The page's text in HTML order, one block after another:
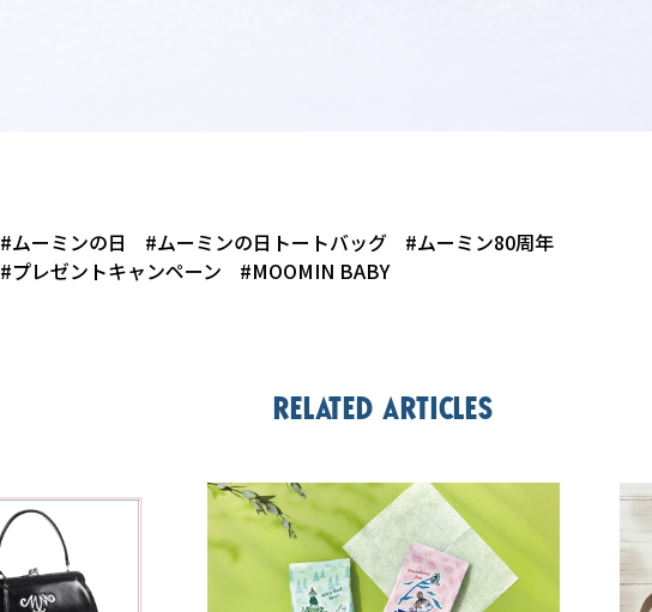
#ムーミンの日 #ムーミンの日トートバッグ
#ムーミン80周年
#プレゼントキャンペーン
#MOOMIN BABY
Related articles